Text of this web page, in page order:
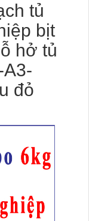
tủ
bịt
hở tủ
đỏ